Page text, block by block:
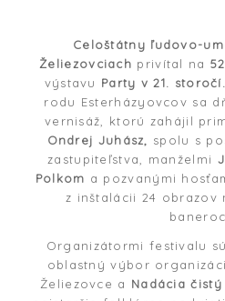
Celoštátny ľudovo-
Želiezovciach privítal na
výstavu Party v 21. storočí.
rodu Esterházyovcov sa
vernisáž, ktorú zahájil
Ondrej Juhász, spolu s
zastupiteľstva, manželmi
Polkom a pozvanými
z inštalácii 24 obrazov
Organizátormi festivalu sú
oblastný výbor
Želiezovce a Nadácia